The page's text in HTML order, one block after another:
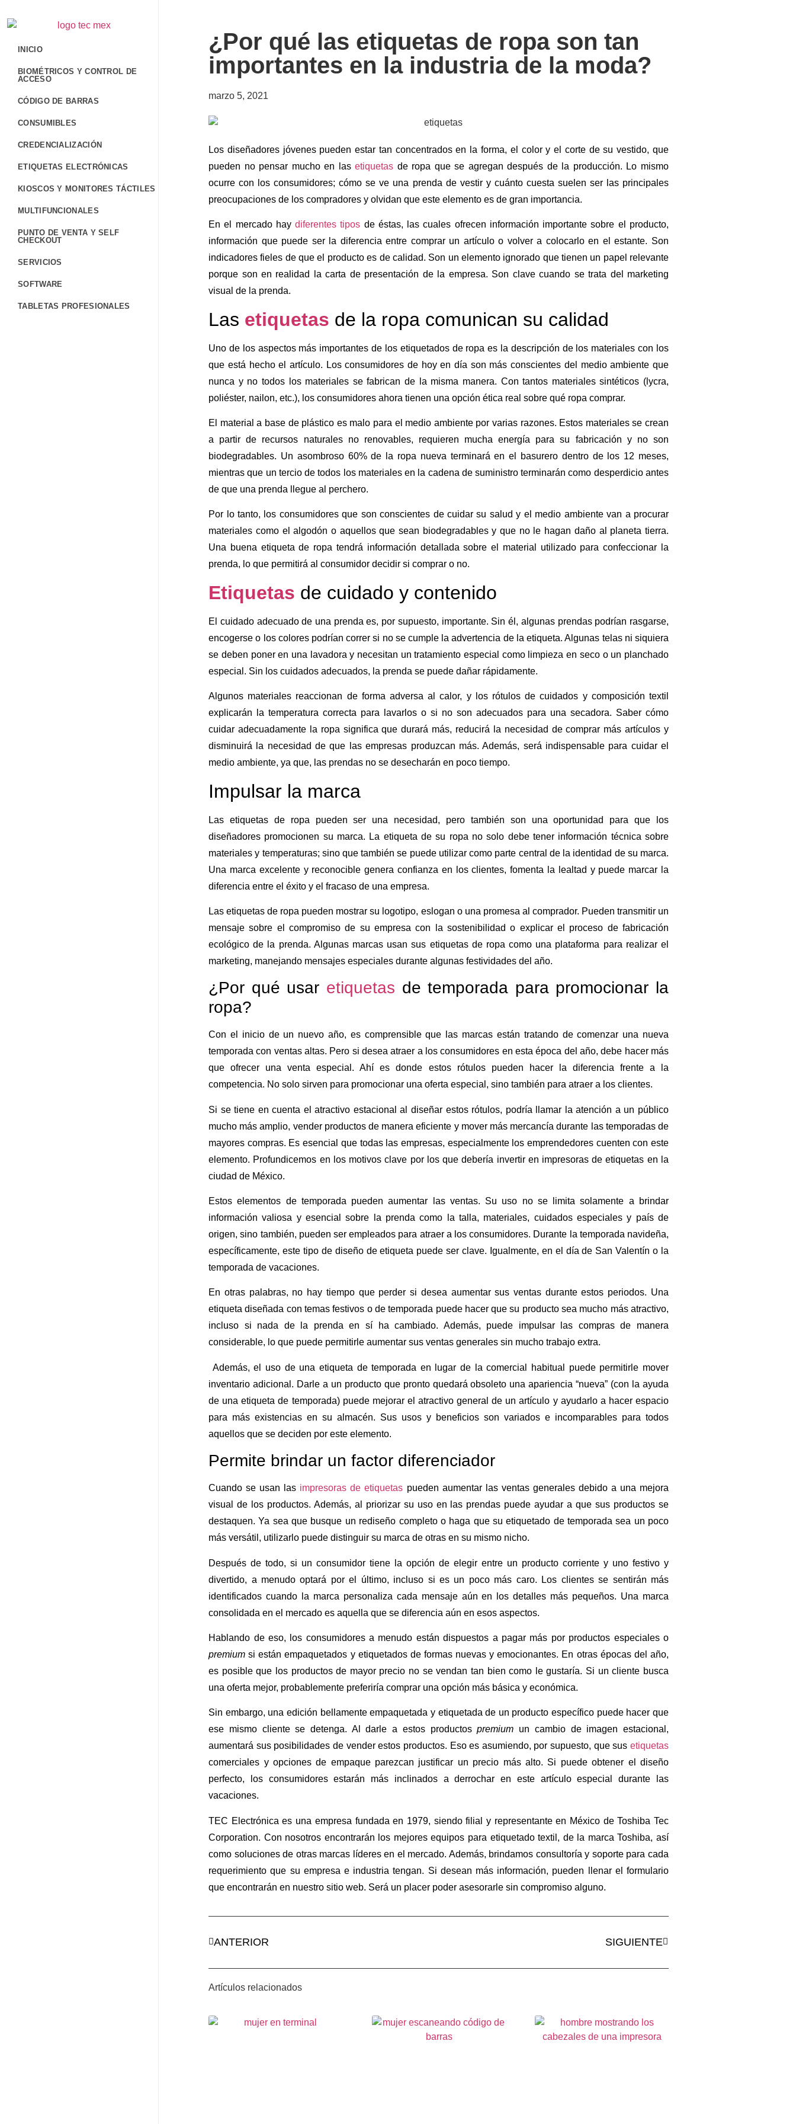
INICIO
BIOMÉTRICOS Y CONTROL DE
ACCESO
CÓDIGO DE BARRAS
CONSUMIBLES
CREDENCIALIZACIÓN
ETIQUETAS ELECTRÓNICAS
KIOSCOS Y MONITORES TÁCTILES
MULTIFUNCIONALES
PUNTO DE VENTA Y SELF
CHECKOUT
SERVICIOS
SOFTWARE
TABLETAS PROFESIONALES
¿Por qué las etiquetas de ropa son tan
importantes en la industria de la moda?
marzo 5, 2021
Los diseñadores jóvenes pueden estar tan concentrados en la forma, el color y el corte de su vestido, que
pueden no pensar mucho en lasetiquetas de ropa que se agregan después de la producción. Lo mismo
ocurre con los consumidores; cómo se ve una prenda de vestir y cuánto cuesta suelen ser las principales
preocupaciones de los compradores y olvidan que este elemento es de gran importancia.
En el mercado haydiferentes tipos de éstas, las cuales ofrecen información importante sobre el producto,
información que puede ser la diferencia entre comprar un artículo o volver a colocarlo en el estante. Son
indicadores fieles de que el producto es de calidad. Son un elemento ignorado que tienen un papel relevante
porque son en realidad la carta de presentación de la empresa. Son clave cuando se trata del marketing
visual de la prenda.
Las etiquetas de la ropa comunican su calidad
Uno de los aspectos más importantes de los etiquetados de ropa es la descripción de los materiales con los
que está hecho el artículo. Los consumidores de hoy en día son más conscientes del medio ambiente que
nunca y no todos los materiales se fabrican de la misma manera. Con tantos materiales sintéticos (lycra,
poliéster, nailon, etc.), los consumidores ahora tienen una opción ética real sobre qué ropa comprar.
El material a base de plástico es malo para el medio ambiente por varias razones. Estos materiales se crean
a partir de recursos naturales no renovables, requieren mucha energía para su fabricación y no son
biodegradables. Un asombroso 60% de la ropa nueva terminará en el basurero dentro de los 12 meses,
mientras que un tercio de todos los materiales en la cadena de suministro terminarán como desperdicio antes
de que una prenda llegue al perchero.
Por lo tanto, los consumidores que son conscientes de cuidar su salud y el medio ambiente van a procurar
materiales como el algodón o aquellos que sean biodegradables y que no le hagan daño al planeta tierra.
Una buena etiqueta de ropa tendrá información detallada sobre el material utilizado para confeccionar la
prenda, lo que permitirá al consumidor decidir si comprar o no.
Etiquetas de cuidado y contenido
El cuidado adecuado de una prenda es, por supuesto, importante. Sin él, algunas prendas podrían rasgarse,
encogerse o los colores podrían correr si no se cumple la advertencia de la etiqueta. Algunas telas ni siquiera
se deben poner en una lavadora y necesitan un tratamiento especial como limpieza en seco o un planchado
especial. Sin los cuidados adecuados, la prenda se puede dañar rápidamente.
Algunos materiales reaccionan de forma adversa al calor, y los rótulos de cuidados y composición textil
explicarán la temperatura correcta para lavarlos o si no son adecuados para una secadora. Saber cómo
cuidar adecuadamente la ropa significa que durará más, reducirá la necesidad de comprar más artículos y
disminuirá la necesidad de que las empresas produzcan más. Además, será indispensable para cuidar el
medio ambiente, ya que, las prendas no se desecharán en poco tiempo.
Impulsar la marca
Las etiquetas de ropa pueden ser una necesidad, pero también son una oportunidad para que los
diseñadores promocionen su marca. La etiqueta de su ropa no solo debe tener información técnica sobre
materiales y temperaturas; sino que también se puede utilizar como parte central de la identidad de su marca.
Una marca excelente y reconocible genera confianza en los clientes, fomenta la lealtad y puede marcar la
diferencia entre el éxito y el fracaso de una empresa.
Las etiquetas de ropa pueden mostrar su logotipo, eslogan o una promesa al comprador. Pueden transmitir un
mensaje sobre el compromiso de su empresa con la sostenibilidad o explicar el proceso de fabricación
ecológico de la prenda. Algunas marcas usan sus etiquetas de ropa como una plataforma para realizar el
marketing, manejando mensajes especiales durante algunas festividades del año.
¿Por qué usar etiquetas de temporada para promocionar la
ropa?
Con el inicio de un nuevo año, es comprensible que las marcas están tratando de comenzar una nueva
temporada con ventas altas. Pero si desea atraer a los consumidores en esta época del año, debe hacer más
que ofrecer una venta especial. Ahí es donde estos rótulos pueden hacer la diferencia frente a la
competencia. No solo sirven para promocionar una oferta especial, sino también para atraer a los clientes.
Si se tiene en cuenta el atractivo estacional al diseñar estos rótulos, podría llamar la atención a un público
mucho más amplio, vender productos de manera eficiente y mover más mercancía durante las temporadas de
mayores compras. Es esencial que todas las empresas, especialmente los emprendedores cuenten con este
elemento. Profundicemos en los motivos clave por los que debería invertir en impresoras de etiquetas en la
ciudad de México.
Estos elementos de temporada pueden aumentar las ventas. Su uso no se limita solamente a brindar
información valiosa y esencial sobre la prenda como la talla, materiales, cuidados especiales y país de
origen, sino también, pueden ser empleados para atraer a los consumidores. Durante la temporada navideña,
específicamente, este tipo de diseño de etiqueta puede ser clave. Igualmente, en el día de San Valentín o la
temporada de vacaciones.
En otras palabras, no hay tiempo que perder si desea aumentar sus ventas durante estos periodos. Una
etiqueta diseñada con temas festivos o de temporada puede hacer que su producto sea mucho más atractivo,
incluso si nada de la prenda en sí ha cambiado. Además, puede impulsar las compras de manera
considerable, lo que puede permitirle aumentar sus ventas generales sin mucho trabajo extra.
Además, el uso de una etiqueta de temporada en lugar de la comercial habitual puede permitirle mover
inventario adicional. Darle a un producto que pronto quedará obsoleto una apariencia “nueva” (con la ayuda
de una etiqueta de temporada) puede mejorar el atractivo general de un artículo y ayudarlo a hacer espacio
para más existencias en su almacén. Sus usos y beneficios son variados e incomparables para todos
aquellos que se deciden por este elemento.
Permite brindar un factor diferenciador
Cuando se usan las impresoras de etiquetas pueden aumentar las ventas generales debido a una mejora
visual de los productos. Además, al priorizar su uso en las prendas puede ayudar a que sus productos se
destaquen. Ya sea que busque un rediseño completo o haga que su etiquetado de temporada sea un poco
más versátil, utilizarlo puede distinguir su marca de otras en su mismo nicho.
Después de todo, si un consumidor tiene la opción de elegir entre un producto corriente y uno festivo y
divertido, a menudo optará por el último, incluso si es un poco más caro. Los clientes se sentirán más
identificados cuando la marca personaliza cada mensaje aún en los detalles más pequeños. Una marca
consolidada en el mercado es aquella que se diferencia aún en esos aspectos.
Hablando de eso, los consumidores a menudo están dispuestos a pagar más por productos especiales o
premium si están empaquetados y etiquetados de formas nuevas y emocionantes. En otras épocas del año,
es posible que los productos de mayor precio no se vendan tan bien como le gustaría. Si un cliente busca
una oferta mejor, probablemente preferiría comprar una opción más básica y económica.
Sin embargo, una edición bellamente empaquetada y etiquetada de un producto específico puede hacer que
ese mismo cliente se detenga. Al darle a estos productospremium un cambio de imagen estacional,
aumentará sus posibilidades de vender estos productos. Eso es asumiendo, por supuesto, que sus etiquetas
comerciales y opciones de empaque parezcan justificar un precio más alto. Si puede obtener el diseño
perfecto, los consumidores estarán más inclinados a derrochar en este artículo especial durante las
vacaciones.
TEC Electrónica es una empresa fundada en 1979, siendo filial y representante en México de Toshiba Tec
Corporation. Con nosotros encontrarán los mejores equipos para etiquetado textil, de la marca Toshiba, así
como soluciones de otras marcas líderes en el mercado. Además, brindamos consultoría y soporte para cada
requerimiento que su empresa e industria tengan. Si desean más información, pueden llenar el formulario
que encontrarán en nuestro sitio web. Será un placer poder asesorarle sin compromiso alguno.
ANTERIOR SIGUIENTE
Artículos relacionados